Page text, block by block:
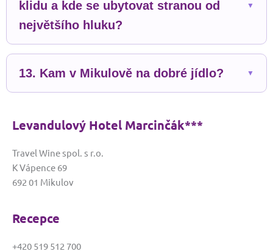
klidu a kde se ubytovat stranou od
největšího hluku?
13. Kam v Mikulově na dobré jídlo?
Levandulový Hotel Marcinčák***
Travel Wine spol. s r.o.
K Vápence 69
692 01 Mikulov
Recepce
+420 519 512 700